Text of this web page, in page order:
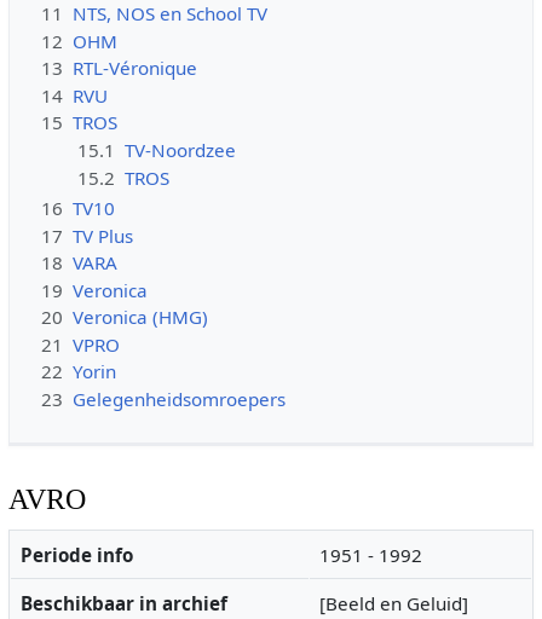
11 NTS, NOS en School TV
12 OHM
13 RTL-Véronique
14 RVU
15 TROS
15.1 TV-Noordzee
15.2 TROS
16 TV10
17 TV Plus
18 VARA
19 Veronica
20 Veronica (HMG)
21 VPRO
22 Yorin
23 Gelegenheidsomroepers
AVRO
Periode info
1951 - 1992
Beschikbaar in archief
[Beeld en Geluid]